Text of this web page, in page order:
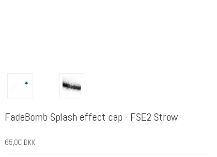
FadeBomb Splash effect cap - FSE2 Strow
65,00 DKK